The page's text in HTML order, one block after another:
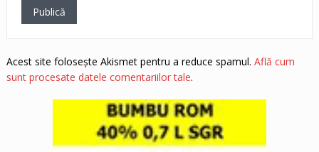
Acest site folosește Akismet pentru a reduce spamul. Află cum
sunt procesate datele comentariilor tale.